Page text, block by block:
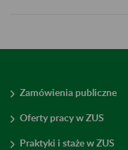
Zamówienia publiczne
Oferty pracy w ZUS
Praktyki i staże w ZUS